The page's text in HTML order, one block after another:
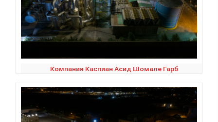
Компания Каспиан Асид Шомале Гарб